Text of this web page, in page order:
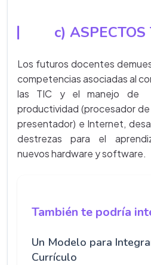
c) ASPECTOS
Los futuros docentes
competencias asociadas al
las TIC y el manejo de
productividad (procesador
presentador) e Internet,
destrezas para el
nuevos hardware y software.
También te podría
Un Modelo para
Currículo